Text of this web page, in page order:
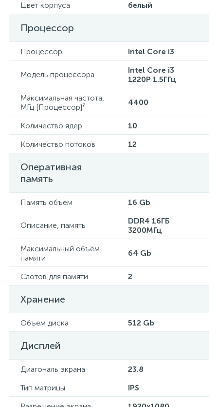
Цвет корпуса
белый
Процессор
Процессор Intel Core i3
Модель процессора
Intel Core i3
1220P 1.5ГГц
Максимальная частота,
МГц [Процессор]? 4400
Количество ядер
10
Количество потоков
12
Оперативная
память
Память объем 16 Gb
Описание, память
DDR4 16ГБ
3200МГц
Максимальный объём
памяти
64 Gb
Слотов для памяти 2
Хранение
Объем диска 512 Gb
Дисплей
Диагональ экрана
23.8
Тип матрицы
IPS